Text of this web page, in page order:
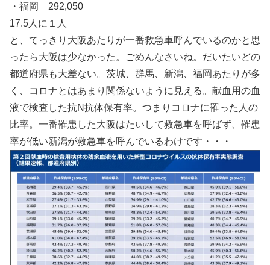
・福岡 292,050
17.5人に１人
と、てっきり大阪あたりが一番救急車呼んでいるのかと思
ったら大阪は少なかった。ごめんなさいね。だいたいどの
都道府県も大差ない。茨城、群馬、新潟、福岡あたりが多
く、コロナとはあまり関係ないように見える。献血用の血
液で検査した抗N抗体保有率。つまりコロナに罹った人の
比率。一番罹患した大阪はたいして救急車を呼ばず、罹患
率が低い新潟が救急車を呼んでいるわけです・・・